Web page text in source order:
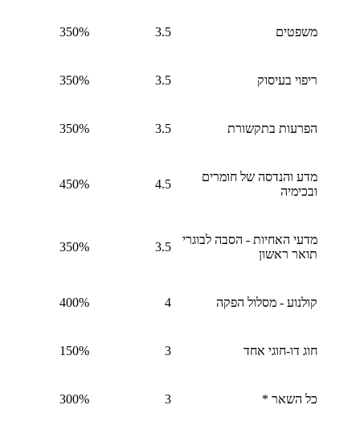
משפטים 3.5
350%
ריפוי בעיסוק 3.5
350%
הפרעות בתקשורת 3.5
350%
מדע והנדסה של חומרים
ובכימיה
4.5
450%
מדעי האחיות - הסבה לבוגרי
תואר ראשון
3.5
350%
קולנוע - מסלול הפקה 4
400%
חוג דו-חוגי אחד 3
150%
כל השאר * 3
300%